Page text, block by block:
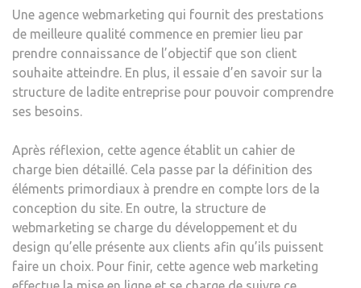
Une agence webmarketing qui fournit des prestations
de meilleure qualité commence en premier lieu par
prendre connaissance de l’objectif que son client
souhaite atteindre. En plus, il essaie d’en savoir sur la
structure de ladite entreprise pour pouvoir comprendre
ses besoins.
Après réflexion, cette agence établit un cahier de
charge bien détaillé. Cela passe par la définition des
éléments primordiaux à prendre en compte lors de la
conception du site. En outre, la structure de
webmarketing se charge du développement et du
design qu’elle présente aux clients afin qu’ils puissent
faire un choix. Pour finir, cette agence web marketing